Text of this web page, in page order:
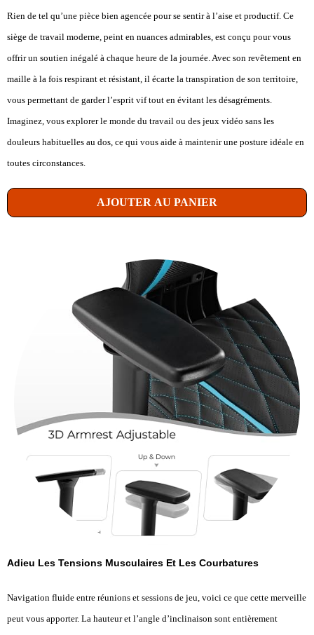
Rien de tel qu’une pièce bien agencée pour se sentir à l’aise et productif. Ce
siège de travail moderne, peint en nuances admirables, est conçu pour vous
offrir un soutien inégalé à chaque heure de la journée. Avec son revêtement en
maille à la fois respirant et résistant, il écarte la transpiration de son territoire,
vous permettant de garder l’esprit vif tout en évitant les désagréments.
Imaginez, vous explorer le monde du travail ou des jeux vidéo sans les
douleurs habituelles au dos, ce qui vous aide à maintenir une posture idéale en
toutes circonstances.
AJOUTER AU PANIER
Adieu Les Tensions Musculaires Et Les Courbatures
Navigation fluide entre réunions et sessions de jeu, voici ce que cette merveille
peut vous apporter. La hauteur et l’angle d’inclinaison sont entièrement